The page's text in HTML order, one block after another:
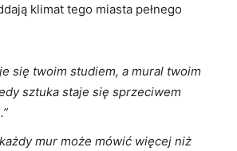
klimat tego⁤ miasta pełnego
się twoim studiem,​ a mural twoim⁤
⁢sztuka staje się‌ sprzeciwem
mur może mówić więcej niż